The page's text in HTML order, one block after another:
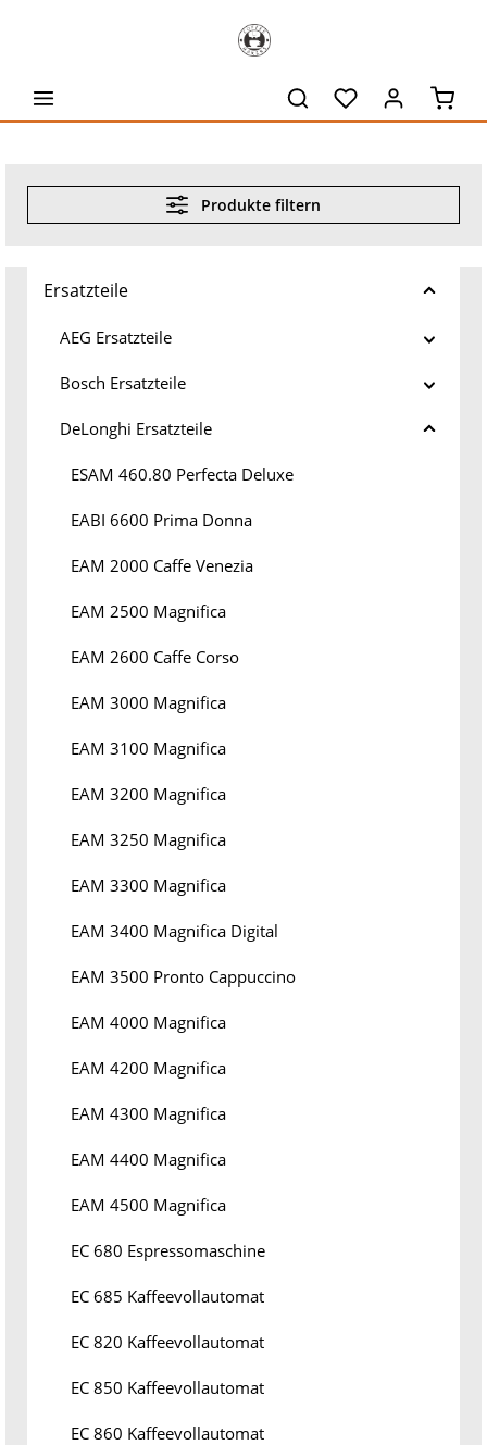
Produkte filtern
Ersatzteile
AEG Ersatzteile
Bosch Ersatzteile
DeLonghi Ersatzteile
ESAM 460.80 Perfecta Deluxe
EABI 6600 Prima Donna
EAM 2000 Caffe Venezia
EAM 2500 Magnifica
EAM 2600 Caffe Corso
EAM 3000 Magnifica
EAM 3100 Magnifica
EAM 3200 Magnifica
EAM 3250 Magnifica
EAM 3300 Magnifica
EAM 3400 Magnifica Digital
EAM 3500 Pronto Cappuccino
EAM 4000 Magnifica
EAM 4200 Magnifica
EAM 4300 Magnifica
EAM 4400 Magnifica
EAM 4500 Magnifica
EC 680 Espressomaschine
EC 685 Kaffeevollautomat
EC 820 Kaffeevollautomat
EC 850 Kaffeevollautomat
EC 860 Kaffeevollautomat